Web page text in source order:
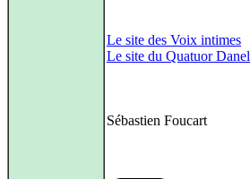
Le site des Voix intimes
Le site du Quatuor Danel
Sébastien Foucart